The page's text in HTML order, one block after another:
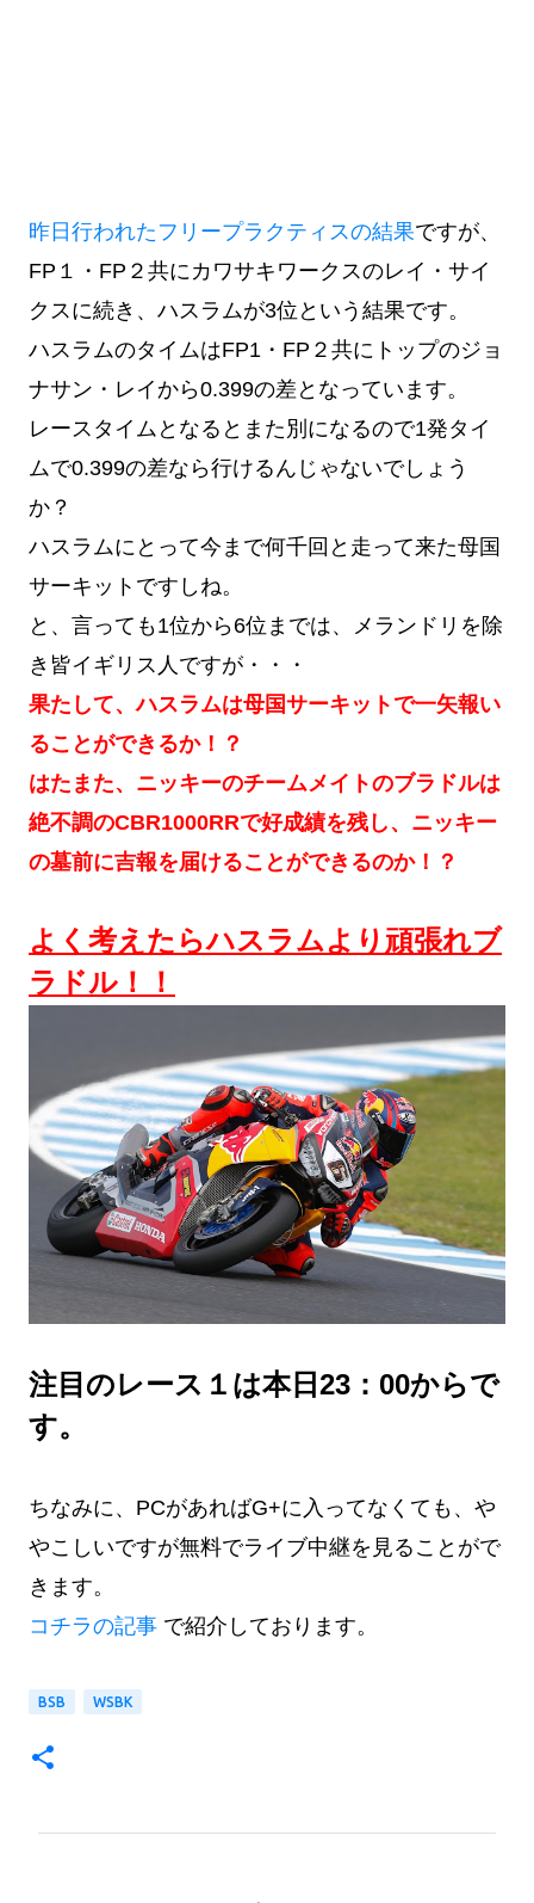
昨日行われたフリープラクティスの結果ですが、
FP１・FP２共にカワサキワークスのレイ・サイ
クスに続き、ハスラムが3位という結果です。
ハスラムのタイムはFP1・FP２共にトップのジョ
ナサン・レイから0.399の差となっています。
レースタイムとなるとまた別になるので1発タイ
ムで0.399の差なら行けるんじゃないでしょう
か？
ハスラムにとって今まで何千回と走って来た母国
サーキットですしね。
と、言っても1位から6位までは、メランドリを除
き皆イギリス人ですが・・・
果たして、ハスラムは母国サーキットで一矢報い
ることができるか！？
はたまた、ニッキーのチームメイトのブラドルは
絶不調のCBR1000RRで好成績を残し、ニッキー
の墓前に吉報を届けることができるのか！？
よく考えたらハスラムより頑張れブ
ラドル！！
注目のレース１は本日23：00からで
す。
ちなみに、PCがあればG+に入ってなくても、や
やこしいですが無料でライブ中継を見ることがで
きます。
コチラの記事 で紹介しております。
BSB WSBK